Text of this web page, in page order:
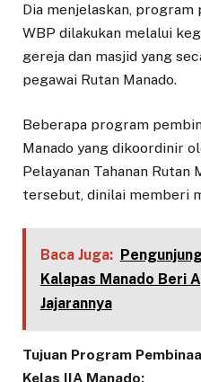
Dia menjelaskan, program
WBP dilakukan melalui
gereja dan masjid yang
pegawai Rutan Manado.
Beberapa program
Manado yang dikoordinir
Pelayanan Tahanan Rutan
tersebut, dinilai memberi
Baca Juga:
Kalapas Manado Beri
Jajarannya
Tujuan Program
Kelas IIA Manado: